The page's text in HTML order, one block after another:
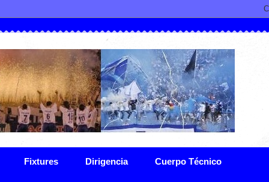
Fixtures Dirigencia Cuerpo Técnico